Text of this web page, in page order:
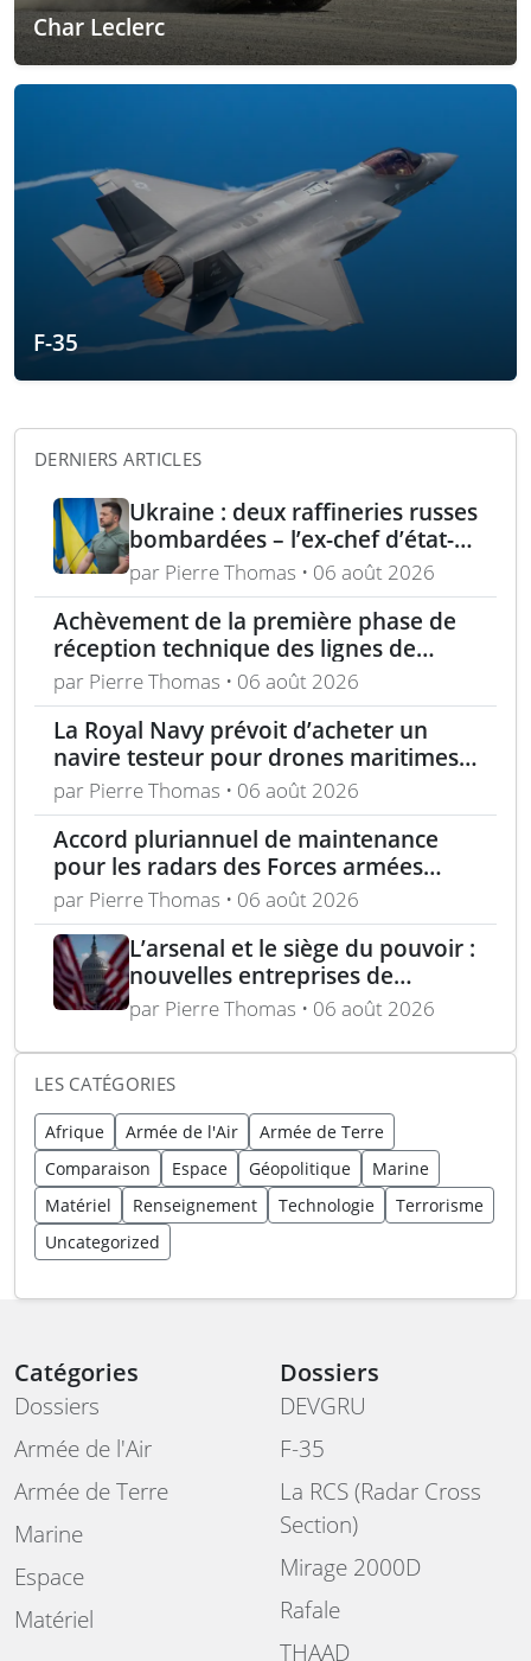
Char Leclerc
F-35
DERNIERS ARTICLES
Ukraine : deux raffineries russes
bombardées – l’ex-chef d’état-
major ukrainien juge l’OTAN
dépassée
par Pierre Thomas • 06 août 2026
Achèvement de la première phase de
réception technique des lignes de
production d’armement gros calibre
par Pierre Thomas • 06 août 2026
La Royal Navy prévoit d’acheter un
navire testeur pour drones maritimes
polyvalents
par Pierre Thomas • 06 août 2026
Accord pluriannuel de maintenance
pour les radars des Forces armées
polonaises
par Pierre Thomas • 06 août 2026
L’arsenal et le siège du pouvoir :
nouvelles entreprises de
défense, capital-risque et
politique industrielle des États
par Pierre Thomas • 06 août 2026
LES CATÉGORIES
Afrique Armée de l'Air
Armée de Terre
Comparaison
Espace Géopolitique
Marine
Matériel
Renseignement Technologie
Terrorisme
Uncategorized
Catégories
Dossiers
Armée de l'Air
Armée de Terre
Marine
Espace
Matériel
Dossiers
DEVGRU
F-35
La RCS (Radar Cross
Section)
Mirage 2000D
Rafale
THAAD